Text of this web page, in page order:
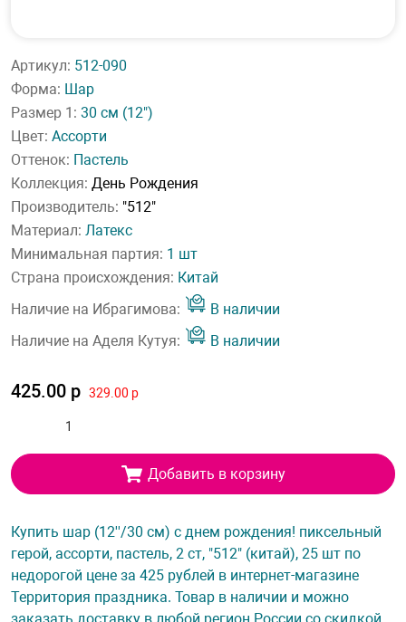
Артикул: 512-090
Форма: Шар
Размер 1: 30 см (12")
Цвет: Ассорти
Оттенок: Пастель
Коллекция: День Рождения
Производитель: "512"
Материал: Латекс
Минимальная партия: 1 шт
Страна происхождения: Китай
Наличие на Ибрагимова:
В наличии
Наличие на Аделя Кутуя:
В наличии
425.00 р 329.00 р
Добавить в корзину
Купить шар (12''/30 см) с днем рождения! пиксельный
герой, ассорти, пастель, 2 ст, "512" (китай), 25 шт по
недорогой цене за 425 рублей в интернет-магазине
Территория праздника. Товар в наличии и можно